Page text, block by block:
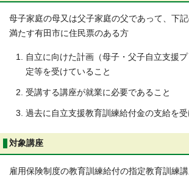
母子家庭の母又は父子家庭の父であって、下
満たす有田市に住民票のある方
自立に向けた計画（母子・父子自立支援
定等を受けていること
受講する講座が就業に必要であること
過去に自立支援教育訓練給付金の支給を
対象講座
雇用保険制度の教育訓練給付の指定教育訓練